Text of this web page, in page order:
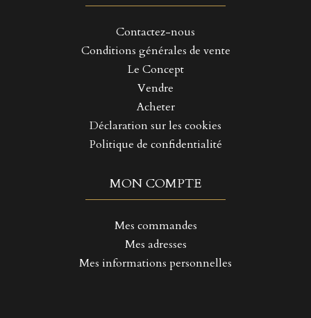
Contactez-nous
Conditions générales de vente
Le Concept
Vendre
Acheter
Déclaration sur les cookies
Politique de confidentialité
MON COMPTE
Mes commandes
Mes adresses
Mes informations personnelles